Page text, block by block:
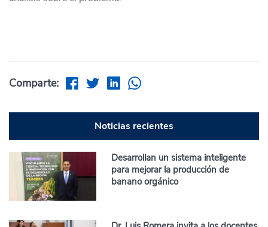
Comparte:
Noticias recientes
Desarrollan un sistema inteligente
para mejorar la producción de
banano orgánico